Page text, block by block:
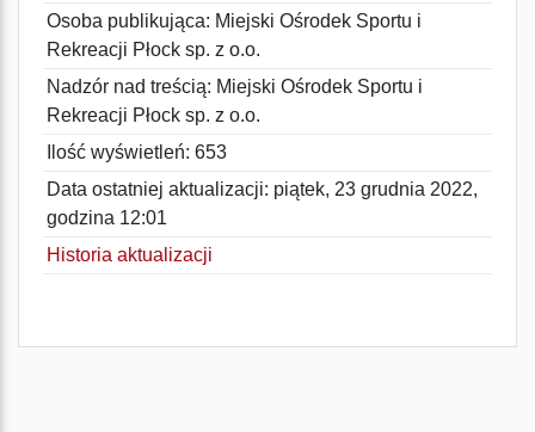
Osoba publikująca: Miejski Ośrodek Sportu i
Rekreacji Płock sp. z o.o.
Nadzór nad treścią: Miejski Ośrodek Sportu i
Rekreacji Płock sp. z o.o.
Ilość wyświetleń: 653
Data ostatniej aktualizacji: piątek, 23 grudnia 2022,
godzina 12:01
Historia aktualizacji